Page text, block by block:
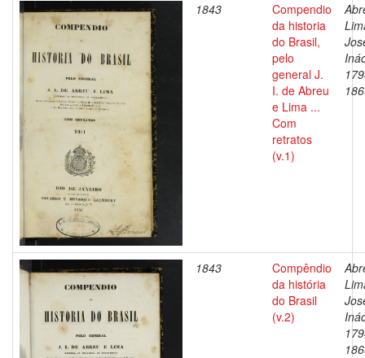
1843
Compendio
da historia
do Brasil,
pelo
general J.
I. de Abreu
e Lima ...
Com
retratos
(v.1)
1843
Compêndio
da história
do Brasil
(v.2)